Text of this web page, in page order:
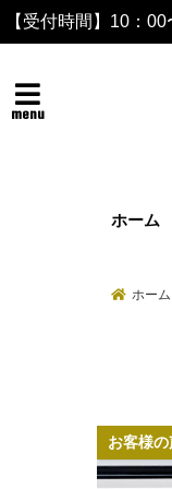
【受付時間】10：
menu
ホーム
ホーム
お客様の